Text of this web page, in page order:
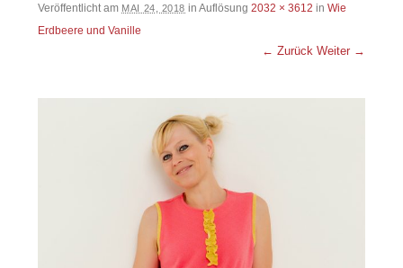
Veröffentlicht am MAI 24, 2018 in Auflösung 2032 × 3612 in Wie
Erdbeere und Vanille
← Zurück Weiter →